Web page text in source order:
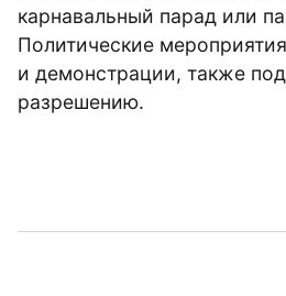
карнавальный парад или
Политические
и демонстрации, также
разрешению.